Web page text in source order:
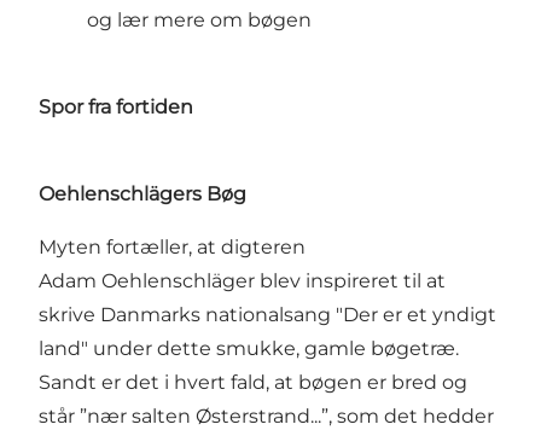
og lær mere om bøgen
Spor fra fortiden
Oehlenschlägers Bøg
Myten fortæller, at digteren
Adam Oehlenschläger blev inspireret til at
skrive Danmarks nationalsang "Der er et yndigt
land" under dette smukke, gamle bøgetræ.
Sandt er det i hvert fald, at bøgen er bred og
står ”nær salten Østerstrand...”, som det hedder